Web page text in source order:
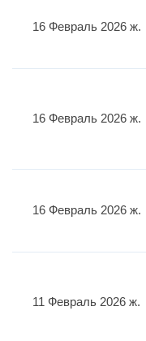
16 Февраль 2026 ж.
16 Февраль 2026 ж.
16 Февраль 2026 ж.
11 Февраль 2026 ж.